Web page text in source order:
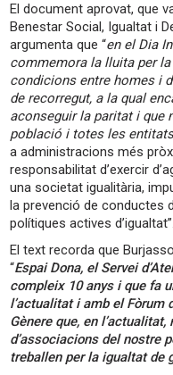
El document aprovat, que
Benestar Social, Igualtat i
argumenta que “en el Dia
commemora la lluita per
condicions entre homes i
de recorregut, a la qual
aconseguir la paritat i que
població i totes les
a administracions més
responsabilitat d’exercir
una societat igualitària,
la prevenció de conductes
polítiques actives d’igualtat”.
El text recorda que
“Espai Dona, el Servei
compleix 10 anys i que fa
l’actualitat i amb el Fòrum
Gènere que, en
d’associacions del nostre
treballen per la igualtat de